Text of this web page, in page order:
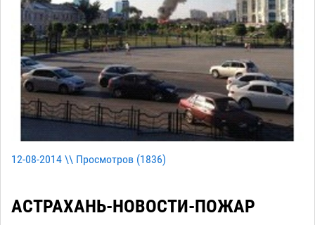
12-08-2014 \\ Просмотров (1836)
АСТРАХАНЬ-НОВОСТИ-ПОЖАР